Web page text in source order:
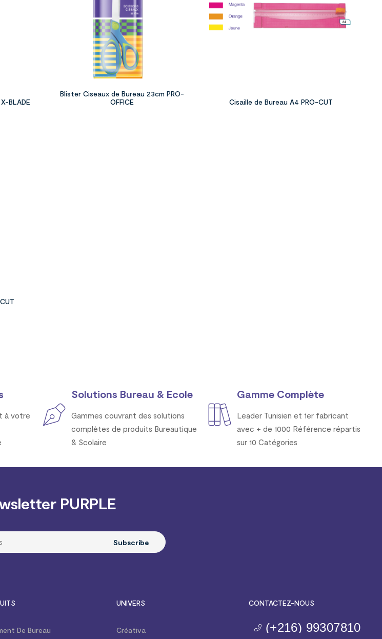
BLADE
Blister Ciseaux de Bureau 23cm PRO-
OFFICE
Cisaille de Bureau A4 PRO-CUT
à votre
Solutions Bureau & Ecole
Gammes couvrant des solutions
complètes de produits Bureautique
& Scolaire
Gamme Complète
Leader Tunisien et 1er fabricant
avec + de 1000 Référence répartis
sur 10 Catégories
PURPLE
Subscribe
De Bureau
UNIVERS
Créativa
CONTACTEZ-NOUS
(+216) 99307810